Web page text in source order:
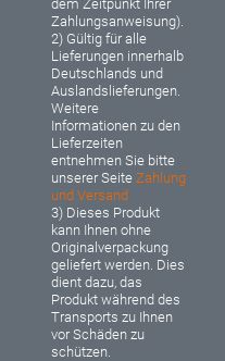
dem Zeitpunkt Ihrer
Zahlungsanweisung).
2) Gültig für alle
Lieferungen innerhalb
Deutschlands und
Auslandslieferungen.
Weitere
Informationen zu den
Lieferzeiten
entnehmen Sie bitte
unserer SeiteZahlung
und Versand
3) Dieses Produkt
kann Ihnen ohne
Originalverpackung
geliefert werden. Dies
dient dazu, das
Produkt während des
Transports zu Ihnen
vor Schäden zu
schützen.